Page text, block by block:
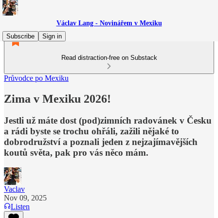
Václav Lang - Novinářem v Mexiku
Subscribe
Sign in
Read distraction-free on Substack
Průvodce po Mexiku
Zima v Mexiku 2026!
Jestli už máte dost (pod)zimních radovánek v Česku
a rádi byste se trochu ohřáli, zažili nějaké to
dobrodružství a poznali jeden z nejzajímavějších
koutů světa, pak pro vás něco mám.
Vaclav
Nov 09, 2025
Listen